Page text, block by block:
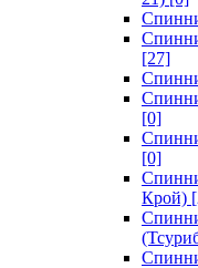
[27]
[0]
[0]
Крой)